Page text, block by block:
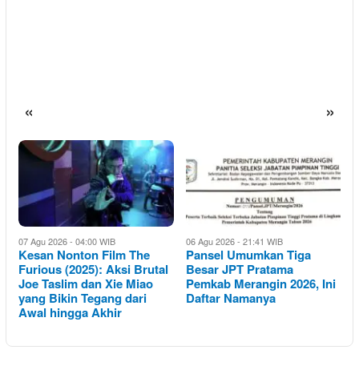
« »
07 Agu 2026 - 04:00 WIB
Kesan Nonton Film The
Furious (2025): Aksi Brutal
Joe Taslim dan Xie Miao
yang Bikin Tegang dari
Awal hingga Akhir
06 Agu 2026 - 21:41 WIB
Pansel Umumkan Tiga
Besar JPT Pratama
Pemkab Merangin 2026, Ini
Daftar Namanya